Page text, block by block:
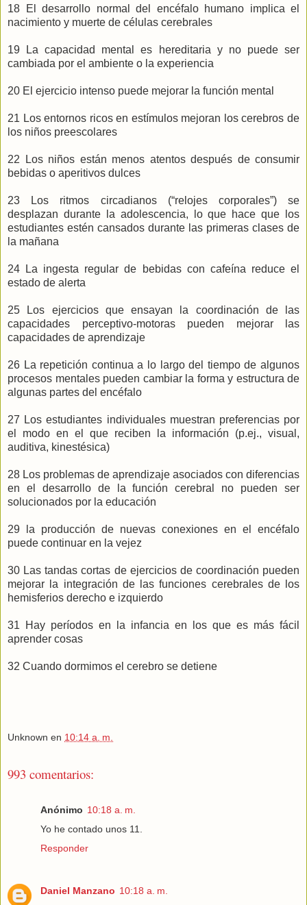
18 El desarrollo normal del encéfalo humano implica el
nacimiento y muerte de células cerebrales
19 La capacidad mental es hereditaria y no puede ser
cambiada por el ambiente o la experiencia
20 El ejercicio intenso puede mejorar la función mental
21 Los entornos ricos en estímulos mejoran los cerebros de
los niños preescolares
22 Los niños están menos atentos después de consumir
bebidas o aperitivos dulces
23 Los ritmos circadianos (“relojes corporales”) se
desplazan durante la adolescencia, lo que hace que los
estudiantes estén cansados durante las primeras clases de
la mañana
24 La ingesta regular de bebidas con cafeína reduce el
estado de alerta
25 Los ejercicios que ensayan la coordinación de las
capacidades perceptivo-motoras pueden mejorar las
capacidades de aprendizaje
26 La repetición continua a lo largo del tiempo de algunos
procesos mentales pueden cambiar la forma y estructura de
algunas partes del encéfalo
27 Los estudiantes individuales muestran preferencias por
el modo en el que reciben la información (p.ej., visual,
auditiva, kinestésica)
28 Los problemas de aprendizaje asociados con diferencias
en el desarrollo de la función cerebral no pueden ser
solucionados por la educación
29 la producción de nuevas conexiones en el encéfalo
puede continuar en la vejez
30 Las tandas cortas de ejercicios de coordinación pueden
mejorar la integración de las funciones cerebrales de los
hemisferios derecho e izquierdo
31 Hay períodos en la infancia en los que es más fácil
aprender cosas
32 Cuando dormimos el cerebro se detiene
Unknown en 10:14 a. m.
993 comentarios:
Anónimo 10:18 a. m.
Yo he contado unos 11.
Responder
Daniel Manzano 10:18 a. m.